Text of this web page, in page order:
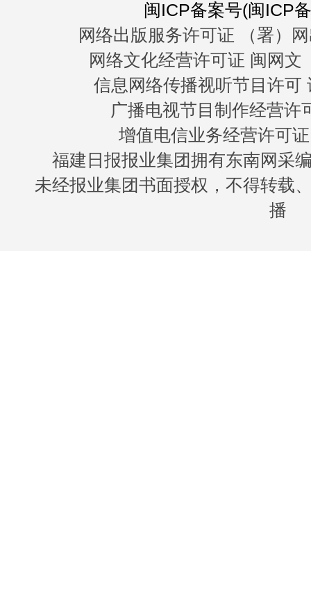
闽ICP备案号(闽ICP
网络出版服务许可证 （署）
网络文化经营许可证 闽网文
信息网络传播视听节目许可
广播电视节目制作经营许
增值电信业务经营许可
福建日报报业集团拥有东南网采
未经报业集团书面授权，不得转载
播